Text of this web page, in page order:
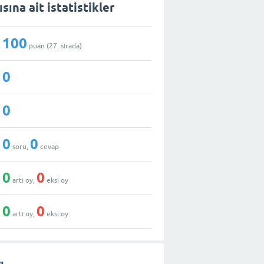
ait istatistikler
100 puan (27 . sırada)
0
0
0 soru,0 cevap
0 artı oy,0 eksi oy
0 artı oy,0 eksi oy